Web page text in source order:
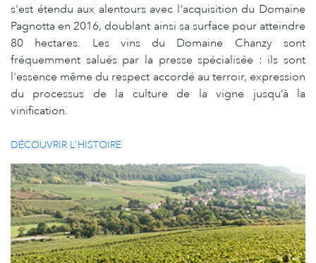
s'est étendu aux alentours avec l'acquisition du Domaine
Pagnotta en 2016, doublant ainsi sa surface pour atteindre
80 hectares. Les vins du Domaine Chanzy sont
fréquemment salués par la presse spécialisée : ils sont
l'essence même du respect accordé au terroir, expression
du processus de la culture de la vigne jusqu’à la
vinification.
DÉCOUVRIR L'HISTOIRE